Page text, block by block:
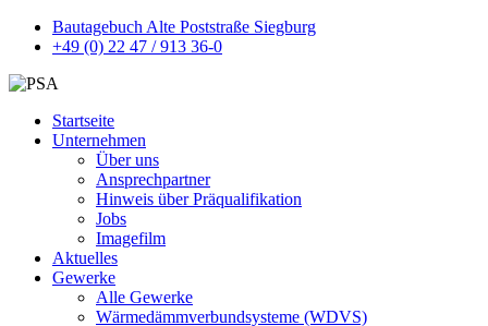
Bautagebuch Alte Poststraße Siegburg
+49 (0) 22 47 / 913 36-0
Startseite
Unternehmen
Über uns
Ansprechpartner
Hinweis über Präqualifikation
Jobs
Imagefilm
Aktuelles
Gewerke
Alle Gewerke
Wärmedämmverbundsysteme (WDVS)